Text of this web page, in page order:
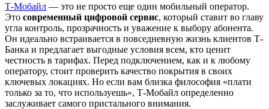
Т-Мобайл — это не просто еще один мобильный оператор.
Это современный цифровой сервис, который ставит во главу
угла контроль, прозрачность и уважение к выбору абонента.
Он идеально встраивается в повседневную жизнь клиентов Т-
Банка и предлагает выгодные условия всем, кто ценит
честность в тарифах. Перед подключением, как и к любому
оператору, стоит проверить качество покрытия в своих
ключевых локациях. Но если вам близка философия «плати
только за то, что используешь», Т-Мобайл определенно
заслуживает самого пристального внимания.